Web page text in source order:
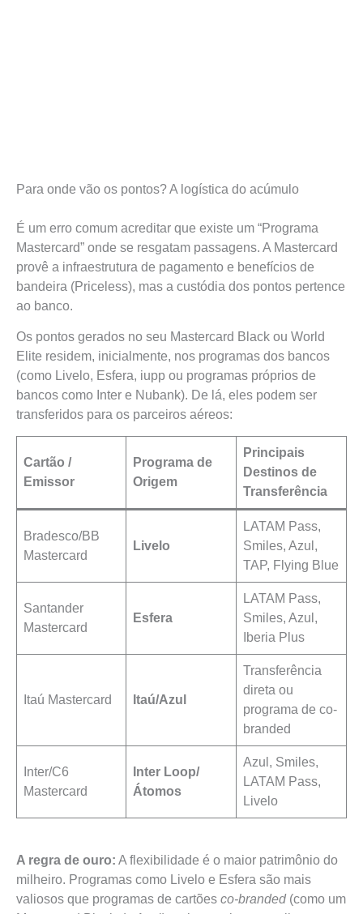
Para onde vão os pontos? A logística do acúmulo
É um erro comum acreditar que existe um “Programa
Mastercard” onde se resgatam passagens. A Mastercard
provê a infraestrutura de pagamento e benefícios de
bandeira (Priceless), mas a custódia dos pontos pertence
ao banco.
Os pontos gerados no seu Mastercard Black ou World
Elite residem, inicialmente, nos programas dos bancos
(como Livelo, Esfera, iupp ou programas próprios de
bancos como Inter e Nubank). De lá, eles podem ser
transferidos para os parceiros aéreos:
Cartão /
Emissor
Programa de
Origem
Principais
Destinos de
Transferência
Bradesco/BB
Mastercard
Livelo
LATAM Pass,
Smiles, Azul,
TAP, Flying Blue
Santander
Mastercard
Esfera
LATAM Pass,
Smiles, Azul,
Iberia Plus
Itaú Mastercard Itaú/Azul
Transferência
direta ou
programa de co-
branded
Inter/C6
Mastercard
Inter Loop/
Átomos
Azul, Smiles,
LATAM Pass,
Livelo
A regra de ouro: A flexibilidade é o maior patrimônio do
milheiro. Programas como Livelo e Esfera são mais
valiosos que programas de cartões co-branded(como um